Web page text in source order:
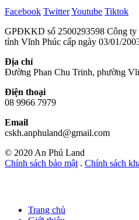
Facebook TwitterYoutube Tiktok
GPĐKKD số 2500293598 Công
tỉnh Vĩnh Phúc cấp ngày 03/01/
Địa chỉ
Đường Phan Chu Trinh, phường
Điện thoại
08 9966 7979
Email
cskh.anphuland@gmail.com
© 2020 An Phú Land
Chính sách bảo mật . Chính sách
Trang chủ